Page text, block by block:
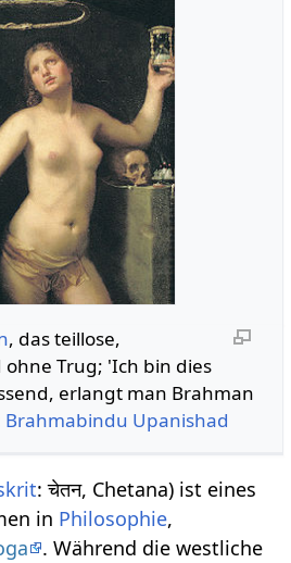
, das teillose,
ohne Trug; 'Ich bin dies
erlangt man Brahman
Brahmabindu Upanishad
: चेतन, Chetana) ist eines
in Philosophie,
. Während die westliche